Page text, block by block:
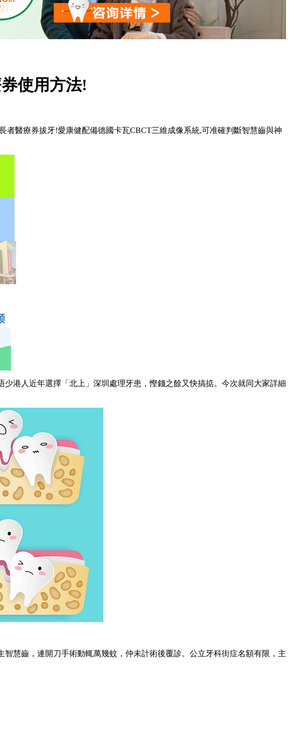
使用方法!
者醫療券拔牙!愛康健配備德國卡瓦CBCT三維成像系統,可准確判斷智慧齒與神
人近年選擇「北上」深圳處理牙患，慳錢之餘又快搞掂。今次就同大家詳細
齒，連開刀手術動輒萬幾蚊，仲未計術後覆診。公立牙科街症名額有限，主